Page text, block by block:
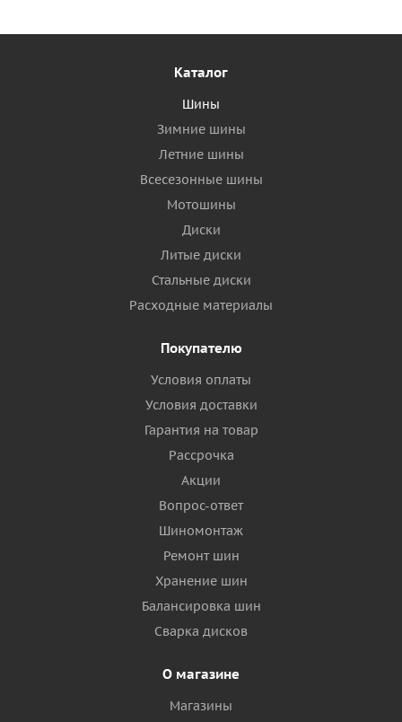
Каталог
Шины
Зимние шины
Летние шины
Всесезонные шины
Мотошины
Диски
Литые диски
Стальные диски
Расходные материалы
Покупателю
Условия оплаты
Условия доставки
Гарантия на товар
Рассрочка
Акции
Вопрос-ответ
Шиномонтаж
Ремонт шин
Хранение шин
Балансировка шин
Сварка дисков
О магазине
Магазины